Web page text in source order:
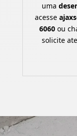
uma
acesse
6060 ou
solicite